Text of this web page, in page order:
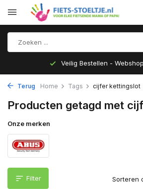
Veilig Bestellen -
Terug Home Tags cijfer kettingslot
Producten getagd met
Onze merken
Filter Sorteren